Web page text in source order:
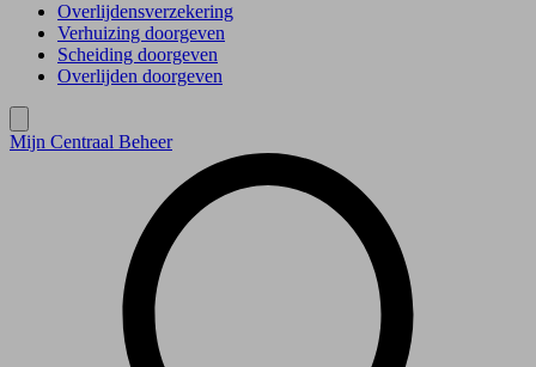
Overlijdensverzekering
Verhuizing doorgeven
Scheiding doorgeven
Overlijden doorgeven
Mijn Centraal Beheer